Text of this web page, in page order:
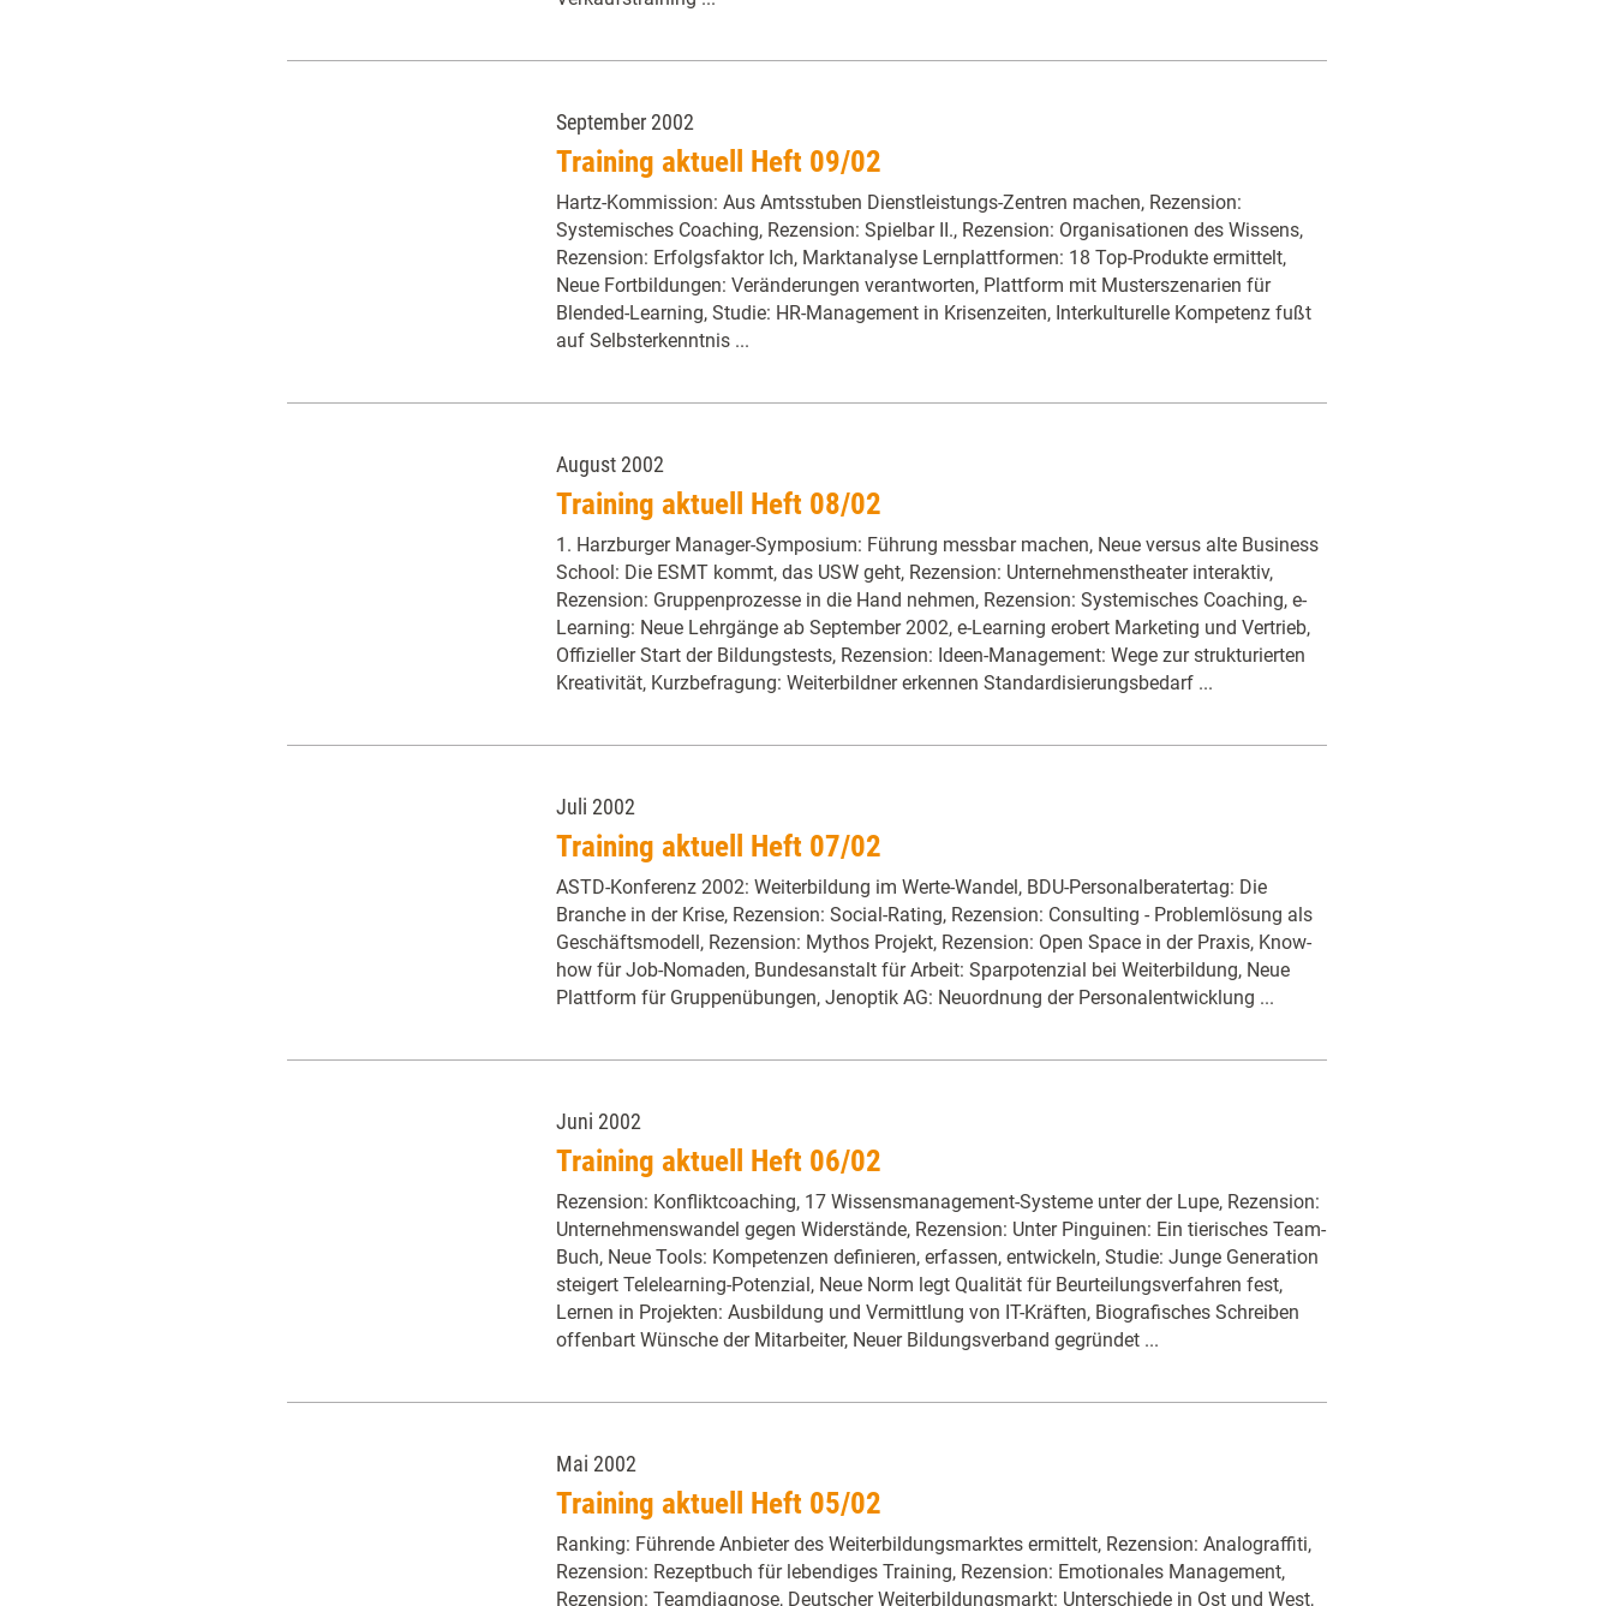
September 2002
Training aktuell Heft 09/02
Hartz-Kommission: Aus Amtsstuben Dienstleistungs-Zentren machen, Rezension:
Systemisches Coaching, Rezension: Spielbar II., Rezension: Organisationen des Wissens,
Rezension: Erfolgsfaktor Ich, Marktanalyse Lernplattformen: 18 Top-Produkte ermittelt,
Neue Fortbildungen: Veränderungen verantworten, Plattform mit Musterszenarien für
Blended-Learning, Studie: HR-Management in Krisenzeiten, Interkulturelle Kompetenz fußt
auf Selbsterkenntnis ...
August 2002
Training aktuell Heft 08/02
1. Harzburger Manager-Symposium: Führung messbar machen, Neue versus alte Business
School: Die ESMT kommt, das USW geht, Rezension: Unternehmenstheater interaktiv,
Rezension: Gruppenprozesse in die Hand nehmen, Rezension: Systemisches Coaching, e-
Learning: Neue Lehrgänge ab September 2002, e-Learning erobert Marketing und Vertrieb,
Offizieller Start der Bildungstests, Rezension: Ideen-Management: Wege zur strukturierten
Kreativität, Kurzbefragung: Weiterbildner erkennen Standardisierungsbedarf ...
Juli 2002
Training aktuell Heft 07/02
ASTD-Konferenz 2002: Weiterbildung im Werte-Wandel, BDU-Personalberatertag: Die
Branche in der Krise, Rezension: Social-Rating, Rezension: Consulting - Problemlösung als
Geschäftsmodell, Rezension: Mythos Projekt, Rezension: Open Space in der Praxis, Know-
how für Job-Nomaden, Bundesanstalt für Arbeit: Sparpotenzial bei Weiterbildung, Neue
Plattform für Gruppenübungen, Jenoptik AG: Neuordnung der Personalentwicklung ...
Juni 2002
Training aktuell Heft 06/02
Rezension: Konfliktcoaching, 17 Wissensmanagement-Systeme unter der Lupe, Rezension:
Unternehmenswandel gegen Widerstände, Rezension: Unter Pinguinen: Ein tierisches Team-
Buch, Neue Tools: Kompetenzen definieren, erfassen, entwickeln, Studie: Junge Generation
steigert Telelearning-Potenzial, Neue Norm legt Qualität für Beurteilungsverfahren fest,
Lernen in Projekten: Ausbildung und Vermittlung von IT-Kräften, Biografisches Schreiben
offenbart Wünsche der Mitarbeiter, Neuer Bildungsverband gegründet ...
Mai 2002
Training aktuell Heft 05/02
Ranking: Führende Anbieter des Weiterbildungsmarktes ermittelt, Rezension: Analograffiti,
Rezension: Rezeptbuch für lebendiges Training, Rezension: Emotionales Management,
Rezension: Teamdiagnose, Deutscher Weiterbildungsmarkt: Unterschiede in Ost und West,